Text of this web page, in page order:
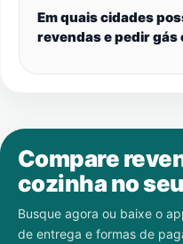
Em quais cidades
revendas e pedir gás
Compare
cozinha no
Busque agora ou baixe o
de entrega e formas de